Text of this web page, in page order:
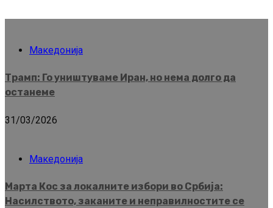
Македонија
Трамп: Го уништуваме Иран, но нема долго да
останеме
31/03/2026
Македонија
Марта Кос за локалните избори во Србија:
Насилството, заканите и неправилностите се